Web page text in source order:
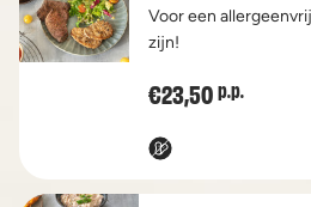
Voor een
zijn!
€23,50 p.p.